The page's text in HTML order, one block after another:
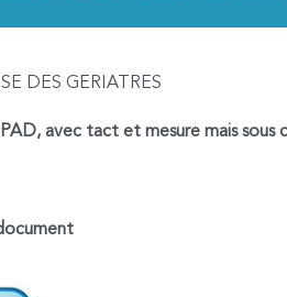
DES GERIATRES
avec tact et mesure mais sous